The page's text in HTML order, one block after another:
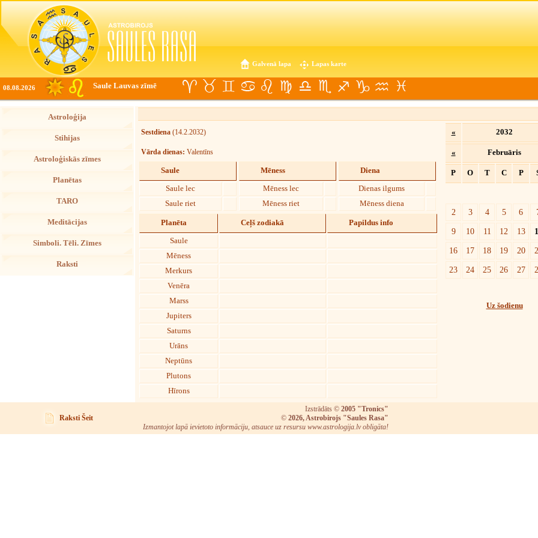
Galvenā lapa Lapas karte
08.08.2026 Saule Lauvas zīmē
Astroloģija
Stihijas
Astroloģiskās zīmes
Planētas
TARO
Meditācijas
Simboli. Tēli. Zīmes
Raksti
Sestdiena (14.2.2032)
Vārda dienas: Valentīns
Saule
Saule lec
Saule riet
Mēness
Mēness lec
Mēness riet
Diena
Dienas ilgums
Mēness diena
Planēta Ceļš zodiakā Papildus info
Saule
Mēness
Merkurs
Venēra
Marss
Jupiters
Saturns
Urāns
Neptūns
Plutons
Hīrons
« 2032
« Februāris
P O T C P
2
3 4 5 6
9
10 11 12 13
16
17 18 19 20
23
24 25 26 27
Uz šodienu
Raksti Šeit
Izstrādāts © 2005 "Tronics"
© 2026, Astrobirojs "Saules Rasa"
Izmantojot lapā ievietoto informāciju, atsauce uz resursu www.astrologija.lv obligāta!